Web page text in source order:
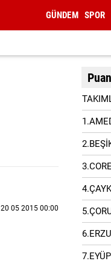
GÜNDEM SPOR
20 05 2015 00:00